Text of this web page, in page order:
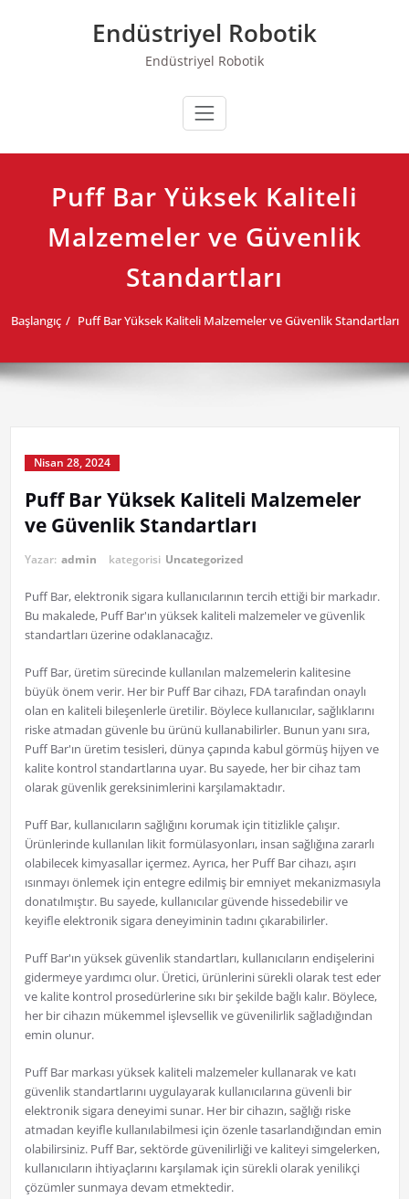
Endüstriyel Robotik
Endüstriyel Robotik
Puff Bar Yüksek Kaliteli
Malzemeler ve Güvenlik
Standartları
Başlangıç Puff Bar Yüksek Kaliteli Malzemeler ve Güvenlik Standartları
Nisan 28, 2024
Puff Bar Yüksek Kaliteli Malzemeler
ve Güvenlik Standartları
Yazar: admin kategorisi Uncategorized
Puff Bar, elektronik sigara kullanıcılarının tercih ettiği bir markadır.
Bu makalede, Puff Bar'ın yüksek kaliteli malzemeler ve güvenlik
standartları üzerine odaklanacağız.
Puff Bar, üretim sürecinde kullanılan malzemelerin kalitesine
büyük önem verir. Her bir Puff Bar cihazı, FDA tarafından onaylı
olan en kaliteli bileşenlerle üretilir. Böylece kullanıcılar, sağlıklarını
riske atmadan güvenle bu ürünü kullanabilirler. Bunun yanı sıra,
Puff Bar'ın üretim tesisleri, dünya çapında kabul görmüş hijyen ve
kalite kontrol standartlarına uyar. Bu sayede, her bir cihaz tam
olarak güvenlik gereksinimlerini karşılamaktadır.
Puff Bar, kullanıcıların sağlığını korumak için titizlikle çalışır.
Ürünlerinde kullanılan likit formülasyonları, insan sağlığına zararlı
olabilecek kimyasallar içermez. Ayrıca, her Puff Bar cihazı, aşırı
ısınmayı önlemek için entegre edilmiş bir emniyet mekanizmasıyla
donatılmıştır. Bu sayede, kullanıcılar güvende hissedebilir ve
keyifle elektronik sigara deneyiminin tadını çıkarabilirler.
Puff Bar'ın yüksek güvenlik standartları, kullanıcıların endişelerini
gidermeye yardımcı olur. Üretici, ürünlerini sürekli olarak test eder
ve kalite kontrol prosedürlerine sıkı bir şekilde bağlı kalır. Böylece,
her bir cihazın mükemmel işlevsellik ve güvenilirlik sağladığından
emin olunur.
Puff Bar markası yüksek kaliteli malzemeler kullanarak ve katı
güvenlik standartlarını uygulayarak kullanıcılarına güvenli bir
elektronik sigara deneyimi sunar. Her bir cihazın, sağlığı riske
atmadan keyifle kullanılabilmesi için özenle tasarlandığından emin
olabilirsiniz. Puff Bar, sektörde güvenilirliği ve kaliteyi simgelerken,
kullanıcıların ihtiyaçlarını karşılamak için sürekli olarak yenilikçi
çözümler sunmaya devam etmektedir.